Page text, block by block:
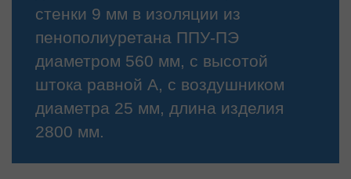
стенки 9 мм в изоляции из
пенополиуретана ППУ-ПЭ
диаметром 560 мм, с высотой
штока равной А, с воздушником
диаметра 25 мм, длина изделия
2800 мм.